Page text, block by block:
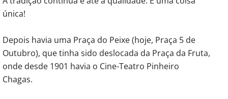
única!
Depois havia uma Praça do Peixe (hoje, Praça 5 de
Outubro), que tinha sido deslocada da Praça da Fruta,
onde desde 1901 havia o Cine-Teatro Pinheiro
Chagas.